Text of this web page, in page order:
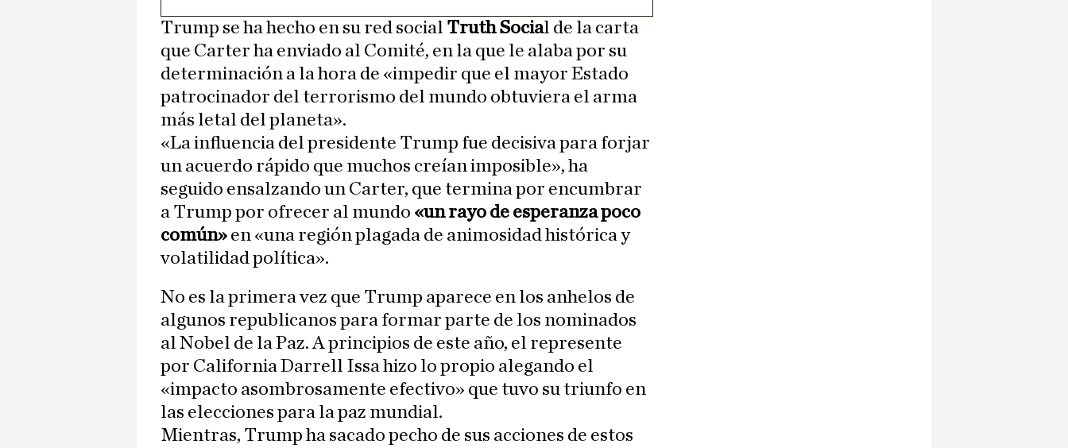
Trump se ha hecho en su red social Truth Social de la carta
que Carter ha enviado al Comité, en la que le alaba por su
determinación a la hora de «impedir que el mayor Estado
patrocinador del terrorismo del mundo obtuviera el arma
más letal del planeta».
«La influencia del presidente Trump fue decisiva para forjar
un acuerdo rápido que muchos creían imposible», ha
seguido ensalzando un Carter, que termina por encumbrar
a Trump por ofrecer al mundo «un rayo de esperanza poco
común» en «una región plagada de animosidad histórica y
volatilidad política».
No es la primera vez que Trump aparece en los anhelos de
algunos republicanos para formar parte de los nominados
al Nobel de la Paz. A principios de este año, el represente
por California Darrell Issa hizo lo propio alegando el
«impacto asombrosamente efectivo» que tuvo su triunfo en
las elecciones para la paz mundial.
Mientras, Trump ha sacado pecho de sus acciones de estos